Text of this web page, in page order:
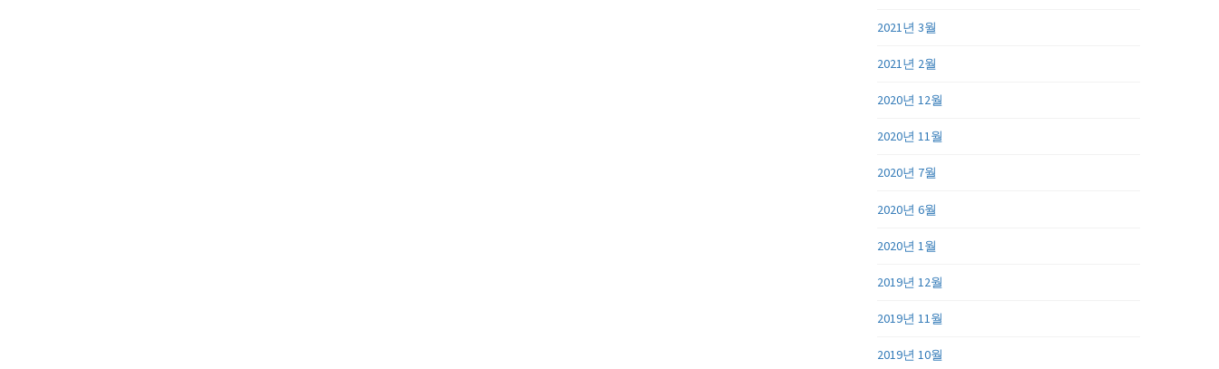
2021년 3월
2021년 2월
2020년 12월
2020년 11월
2020년 7월
2020년 6월
2020년 1월
2019년 12월
2019년 11월
2019년 10월